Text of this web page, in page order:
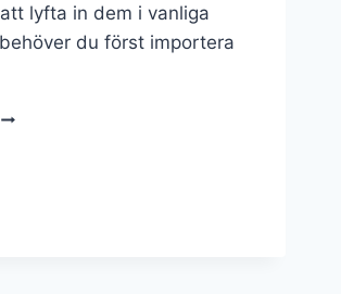
lyfta in dem i vanliga
du först importera